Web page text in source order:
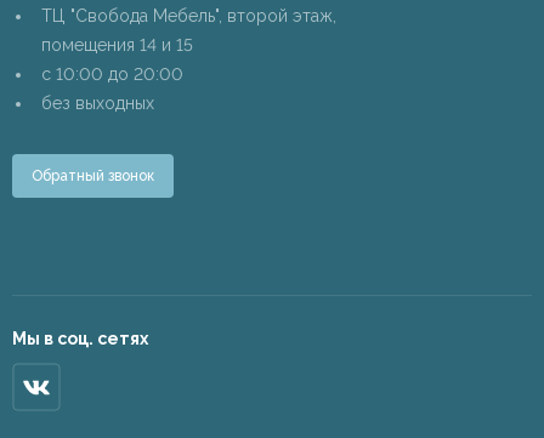
ТЦ "Свобода Мебель", второй этаж,
помещения 14 и 15
c 10:00 до 20:00
без выходных
Обратный звонок
Мы в соц. сетях